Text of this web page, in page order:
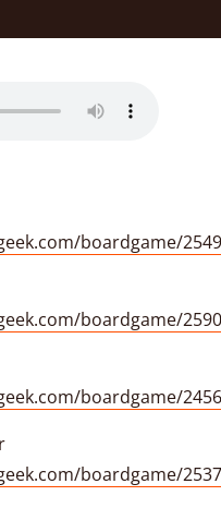
boardgame/
boardgame/
boardgame/
boardgame/